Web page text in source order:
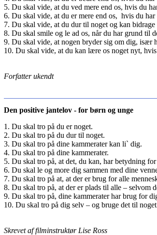
5. Du skal vide, at du ved mere end os, hvis du
6. Du skal vide, at du er mere end os, hvis du
7. Du skal vide, at du dur til noget og kan
8. Du skal smile og le ad os, når du har grund til
9. Du skal vide, at nogen bryder sig om dig, især
10. Du skal vide, at du kan lære os noget nyt,
Forfatter ukendt
Den positive jantelov - for børn og unge
1. Du skal tro på du er noget.
2. Du skal tro på du dur til noget.
3. Du skal tro på dine kammerater kan li` dig.
4. Du skal tro på dine kammerater.
5. Du skal tro på, at det, du kan, har betydning for
6. Du skal le og more dig sammen med dine
7. Du skal tro på at, at der er brug for alle
8. Du skal tro på, at der er plads til alle – selvom
9. Du skal tro på, dine kammerater har brug for
10. Du skal tro på dig selv – og bruge det til
Skrevet af filminstruktør Lise Ross